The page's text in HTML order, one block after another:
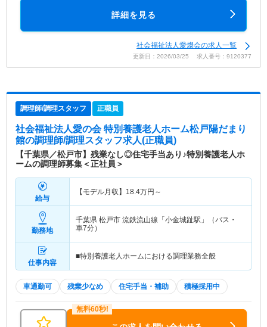
詳細を見る
社会福祉法人愛燦会の求人一覧
更新日：2026/03/25 求人番号：9120377
調理師/調理スタッフ 正職員
社会福祉法人愛の会 特別養護老人ホーム松戸陽だまり
館の調理師/調理スタッフ求人(正職員)
【千葉県／松戸市】残業なし◎住宅手当あり♪特別養護老人ホ
ームの調理師募集＜正社員＞
給与
【モデル月収】 18.4万円～
勤務地
千葉県 松戸市 流鉄流山線「小金城趾駅」（バス・
車7分）
仕事内容
■特別養護老人ホームにおける調理業務全般
車通勤可 残業少なめ 住宅手当・補助 積極採用中